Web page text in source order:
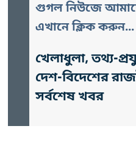
গুগল নিউজে
এখানে ক্লিক করুন...
খেলাধুলা, তথ্য-
দেশ-বিদেশের
সর্বশেষ খবর